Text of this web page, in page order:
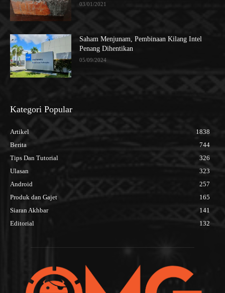
03/01/2021
Saham Menjunam, Pembinaan Kilang Intel
Penang Dihentikan
05/09/2024
Kategori Popular
Artikel
1838
Berita
744
Tips Dan Tutorial
326
Ulasan
323
Android
257
Produk dan Gajet
165
Siaran Akhbar
141
Editorial
132